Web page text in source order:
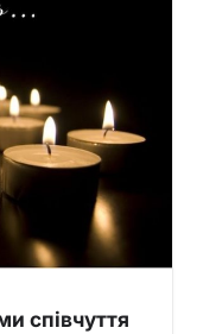
співчуття